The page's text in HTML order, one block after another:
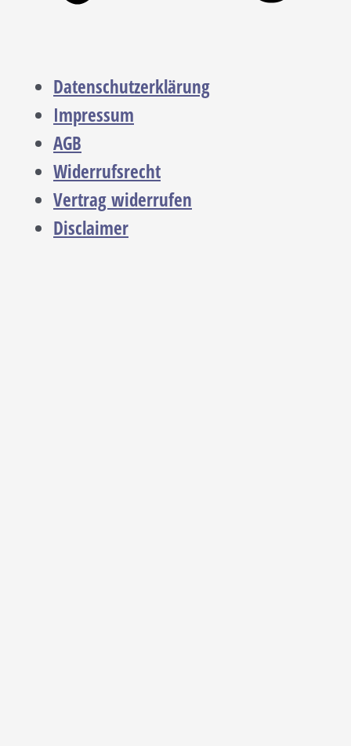
Datenschutzerklärung
Impressum
AGB
Widerrufsrecht
Vertrag widerrufen
Disclaimer